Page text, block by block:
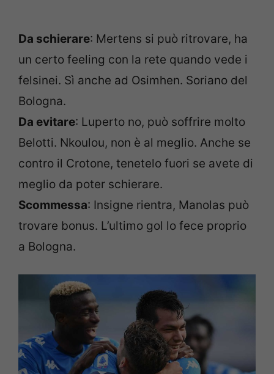
Da schierare: Mertens si può ritrovare, ha
un certo feeling con la rete quando vede i
felsinei. Sì anche ad Osimhen. Soriano del
Bologna.
Da evitare: Luperto no, può soffrire molto
Belotti. Nkoulou, non è al meglio. Anche se
contro il Crotone, tenetelo fuori se avete di
meglio da poter schierare.
Scommessa: Insigne rientra, Manolas può
trovare bonus. L’ultimo gol lo fece proprio
a Bologna.